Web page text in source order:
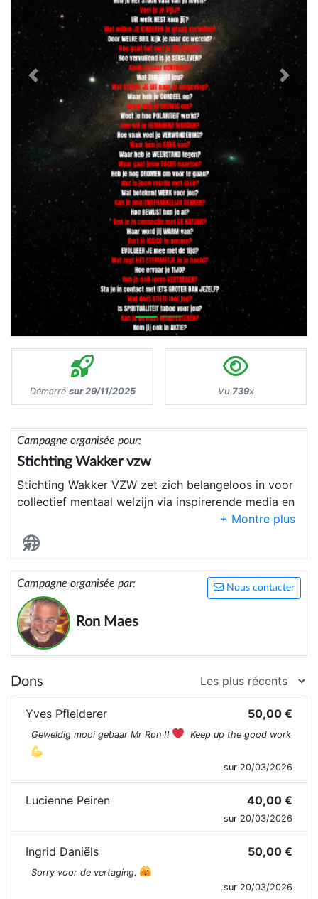
Previous Next
Démarré sur 29/11/2025 Vu 739x
Campagne organisée pour:
Stichting Wakker vzw
Stichting Wakker VZW zet zich belangeloos in voor
collectief mentaal welzijn via inspirerende media en
Nous contacter
Campagne organisée par:
Ron Maes
Dons
Yves Pfleiderer 50,00 €
Geweldig mooi gebaar Mr Ron !! Keep up the good work
sur 20/03/2026
Lucienne Peiren 40,00 €
sur 20/03/2026
Ingrid Daniëls 50,00 €
Sorry voor de vertaging.
sur 20/03/2026